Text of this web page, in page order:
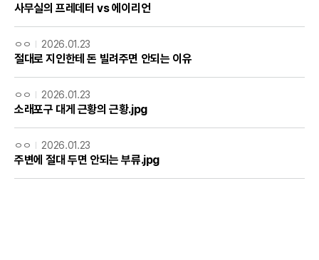
사무실의 프레데터 vs 에이리언
ㅇㅇ 2026.01.23
절대로 지인한테 돈 빌려주면 안되는 이유
ㅇㅇ 2026.01.23
소래포구 대게 근황의 근황.jpg
ㅇㅇ 2026.01.23
주변에 절대 두면 안되는 부류.jpg